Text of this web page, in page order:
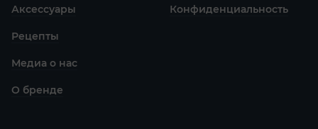
Аксессуары
Рецепты
Медиа о нас
О бренде
Конфиденциаль­ность